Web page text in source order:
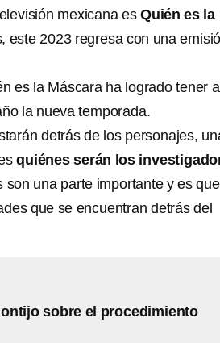
mexicana es Quién es la
este 2023 regresa con una
es la Máscara ha logrado tener
la nueva temporada.
detrás de los personajes,
quiénes serán los
una parte importante y es
que se encuentran detrás del
sobre el procedimiento